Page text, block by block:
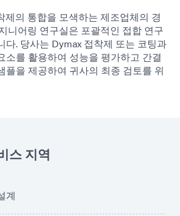
제의 통합을 모색하는 제조업체의 경
니어링 연구실은 포괄적인 접합 연구
다. 당사는 Dymax 접착제 또는 코팅과
소를 활용하여 성능을 평가하고 간결
플을 제공하여 귀사의 최종 검토를 위
스 지역
계